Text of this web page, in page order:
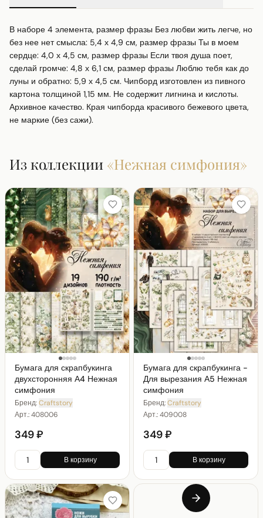
В наборе 4 элемента, размер фразы Без любви жить легче, но
без нее нет смысла: 5,4 х 4,9 см, размер фразы Ты в моем
сердце: 4,0 х 4,5 см, размер фразы Если твоя душа поет,
сделай громче: 4,8 х 6,1 см, размер фразы Люблю тебя как до
луны и обратно: 5,9 х 4,5 см. Чипборд изготовлен из пивного
картона толщиной 1,15 мм. Не содержит лигнина и кислоты.
Архивное качество. Края чипборда красивого бежевого цвета,
не маркие (без сажи).
Из коллекции «Нежная симфония»
Бумага для скрапбукинга
двухсторонняя А4 Нежная
симфония
Бренд:Craftstory
Арт.:408006
349 ₽
В корзину
Бумага для скрапбукинга -
Для вырезания А5 Нежная
симфония
Бренд:Craftstory
Арт.:409008
349 ₽
В корзину